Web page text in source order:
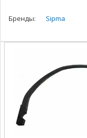
Бренды: Sipma